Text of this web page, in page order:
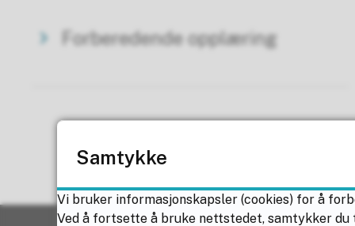
Forberedende opplæring
Samtykke
Vi bruker informasjonskapsler (cookies) for å
Ved å fortsette å bruke nettstedet, samtykker